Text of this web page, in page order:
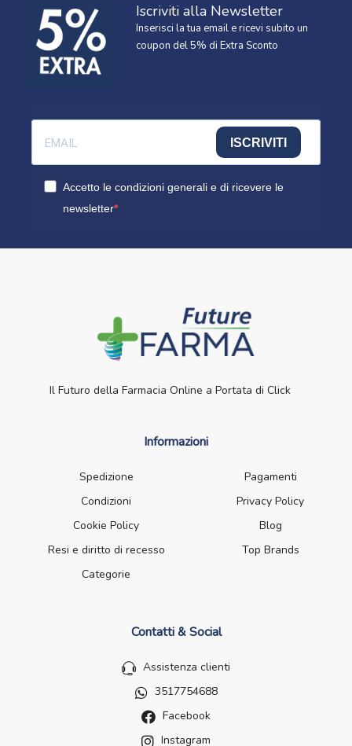
Iscriviti alla Newsletter
Inserisci la tua email e ricevi subito un
coupon del 5% di Extra Sconto
ISCRIVITI
Accetto le condizioni generali e di ricevere le
newsletter
Il Futuro della Farmacia Online a Portata di Click
Informazioni
Spedizione
Pagamenti
Condizioni
Privacy Policy
Cookie Policy
Blog
Resi e diritto di recesso
Top Brands
Categorie
Contatti & Social
Assistenza clienti
3517754688
Facebook
Instagram